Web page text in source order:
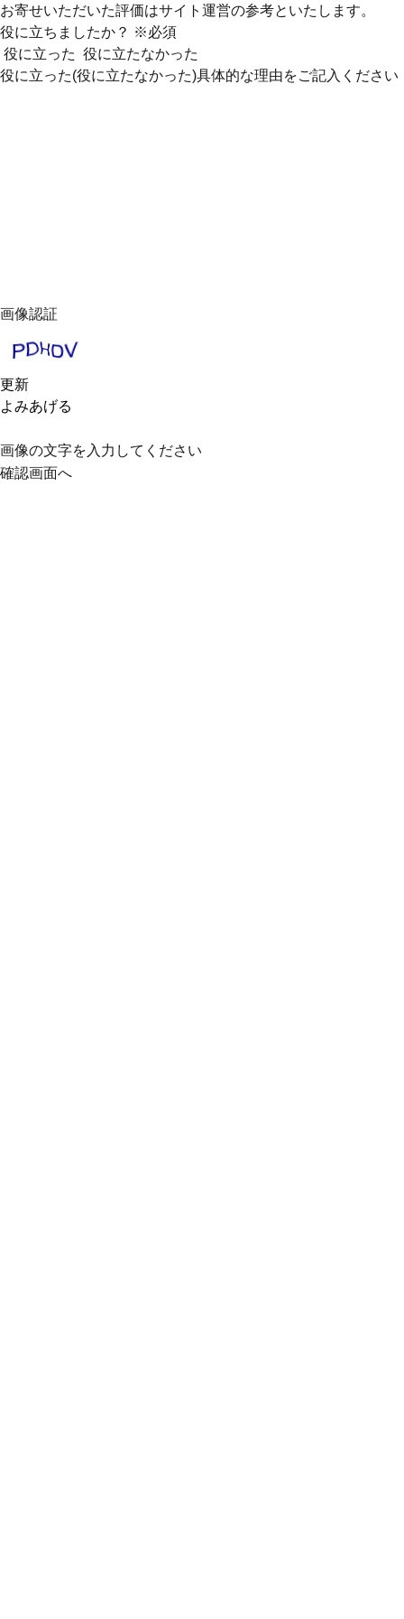
お寄せいただいた評価はサイト運営の参考といたします。
役に立ちましたか？ ※必須
役に立った 役に立たなかった
役に立った(役に立たなかった)具体的な理由をご記入ください
画像認証
更新
よみあげる
画像の文字を入力してください